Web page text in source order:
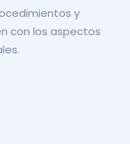
y
con los aspectos